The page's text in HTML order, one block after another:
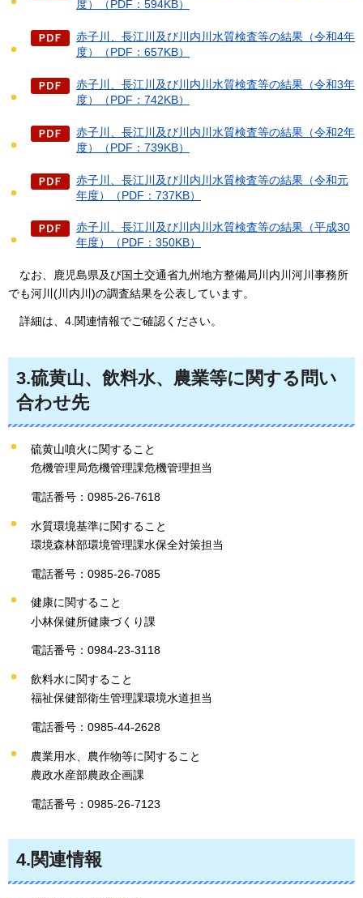
度）（PDF：594KB）
赤子川、長江川及び川内川水質検査等の結果（令和4年
度）（PDF：657KB）
赤子川、長江川及び川内川水質検査等の結果（令和3年
度）（PDF：742KB）
赤子川、長江川及び川内川水質検査等の結果（令和2年
度）（PDF：739KB）
赤子川、長江川及び川内川水質検査等の結果（令和元
年度）（PDF：737KB）
赤子川、長江川及び川内川水質検査等の結果（平成30
年度）（PDF：350KB）
なお、
鹿児島県及び国土交通省九州地方整備局川内川河川事務所
でも河川(川内川)の調査結果を公表しています。
詳細は、4.関連情報でご確認ください。
3.硫黄山、飲料水、農業等に関する問い
合わせ先
硫黄山噴火に関すること
危機管理局危機管理課危機管理担当
電話番号：0985-26-7618
水質環境基準に関すること
環境森林部環境管理課水保全対策担当
電話番号：0985-26-7085
健康に関すること
小林保健所健康づくり課
電話番号：0984-23-3118
飲料水に関すること
福祉保健部衛生管理課環境水道担当
電話番号：0985-44-2628
農業用水、農作物等に関すること
農政水産部農政企画課
電話番号：0985-26-7123
4.関連情報